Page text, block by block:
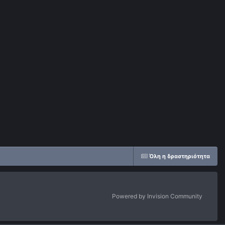
Όλη η δραστηριότητα
Powered by Invision Community